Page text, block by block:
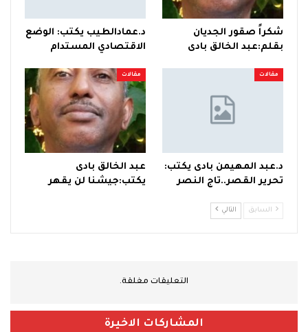
شكراً صقور الجديان
بقلم:عبد الخالق بادى
د.عمادالطيب يكتب: الوضع
الاقتصادي المستدام
مقالات
د.عبد المهيمن بادى يكتب:
تحرير القصر..تاج النصر
مقالات
عبد الخالق بادى
يكتب:جيشنا لن يقهر
السابق التالي
التعليقات مغلقة.
المشاركات الاخيرة